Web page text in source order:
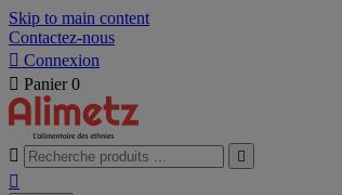
Skip to main content
Contactez-nous
 Connexion
 Panier 0
 
